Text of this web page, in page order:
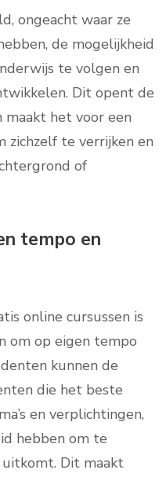
ongeacht waar ze
de mogelijkheid
te volgen en
Dit opent de
maakt het voor een
zichzelf te verrijken en
of
tempo en
online cursussen is
om op eigen tempo
kunnen de
die het beste
en verplichtingen,
hebben om te
Dit maakt